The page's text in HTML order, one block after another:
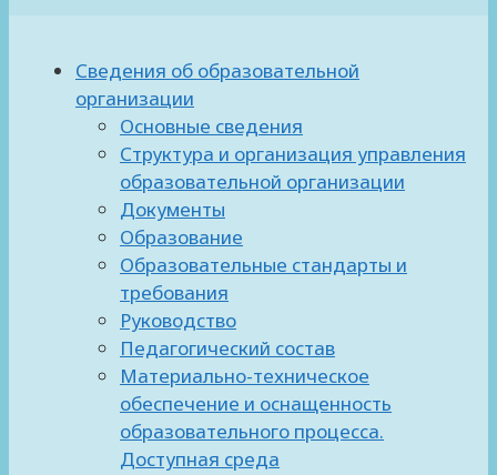
Сведения об образовательной
организации
Основные сведения
Структура и организация управления
образовательной организации
Документы
Образование
Образовательные стандарты и
требования
Руководство
Педагогический состав
Материально-техническое
обеспечение и оснащенность
образовательного процесса.
Доступная среда